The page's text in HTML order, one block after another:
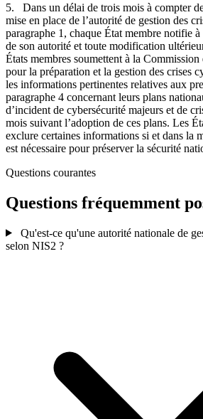
5. Dans un délai de trois mois à compter
mise en place de l’autorité de gestion des
paragraphe 1, chaque État membre notifie
de son autorité et toute modification
États membres soumettent à la Commission
pour la préparation et la gestion des crises
les informations pertinentes relatives aux
paragraphe 4 concernant leurs plans
d’incident de cybersécurité majeurs et de
mois suivant l’adoption de ces plans. Les
exclure certaines informations si et dans la
est nécessaire pour préserver la sécurité
Questions courantes
Questions fréquemment
Qu'est-ce qu'une autorité nationale de
selon NIS2 ?